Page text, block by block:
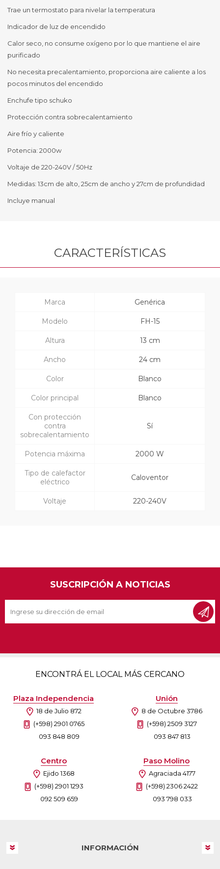
Trae un termostato para nivelar la temperatura
Indicador de luz de encendido
Calor seco, no consume oxígeno por lo que mantiene el aire
purificado
No necesita precalentamiento, proporciona aire caliente a los
pocos minutos del encendido
Enchufe tipo schuko
Protección contra sobrecalentamiento
Aire frío y caliente
Potencia: 2000w
Voltaje de 220-240V / 50Hz
Medidas: 13cm de alto, 25cm de ancho y 27cm de profundidad
Incluye manual
CARACTERÍSTICAS
Marca Genérica
Modelo FH-15
Altura 13 cm
Ancho 24 cm
Color Blanco
Color principal Blanco
Con protección
contra
sobrecalentamiento
Sí
Potencia máxima 2000 W
Tipo de calefactor
eléctrico
Caloventor
Voltaje 220-240V
SUSCRIPCIÓN A NOTICIAS
ENCONTRÁ EL LOCAL MÁS CERCANO
Plaza Independencia
18 de Julio 872
(+598) 2901 0765
093 848 809
Unión
8 de Octubre 3786
(+598) 2509 3127
093 847 813
Centro
Ejido 1368
(+598) 2901 1293
092 509 659
Paso Molino
Agraciada 4177
(+598) 2306 2422
093 798 033
INFORMACIÓN